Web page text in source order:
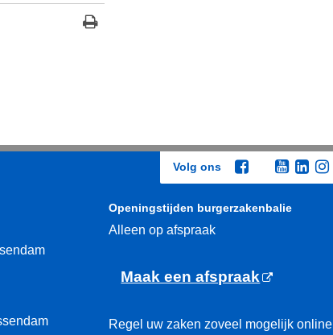
Volg ons
Openingstijden burgerzakenbalie
Alleen op afspraak
Maak een afspraak
Regel uw zaken zoveel mogelijk online